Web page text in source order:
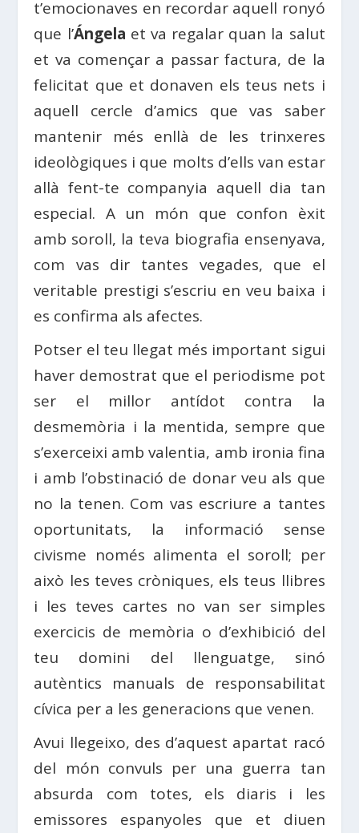
t’emocionaves en recordar aquell ronyó
que l’Ángela et va regalar quan la salut
et va començar a passar factura, de la
felicitat que et donaven els teus nets i
aquell cercle d’amics que vas saber
mantenir més enllà de les trinxeres
ideològiques i que molts d’ells van estar
allà fent-te companyia aquell dia tan
especial. A un món que confon èxit
amb soroll, la teva biografia ensenyava,
com vas dir tantes vegades, que el
veritable prestigi s’escriu en veu baixa i
es confirma als afectes.
Potser el teu llegat més important sigui
haver demostrat que el periodisme pot
ser el millor antídot contra la
desmemòria i la mentida, sempre que
s’exerceixi amb valentia, amb ironia fina
i amb l’obstinació de donar veu als que
no la tenen. Com vas escriure a tantes
oportunitats, la informació sense
civisme només alimenta el soroll; per
això les teves cròniques, els teus llibres
i les teves cartes no van ser simples
exercicis de memòria o d’exhibició del
teu domini del llenguatge, sinó
autèntics manuals de responsabilitat
cívica per a les generacions que venen.
Avui llegeixo, des d’aquest apartat racó
del món convuls per una guerra tan
absurda com totes, els diaris i les
emissores espanyoles que et diuen